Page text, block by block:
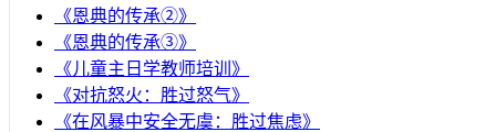
《恩典的传承②》
《恩典的传承③》
《儿童主日学教师培训》
《对抗怒火：胜过怒气》
《在风暴中安全无虞：胜过焦虑》